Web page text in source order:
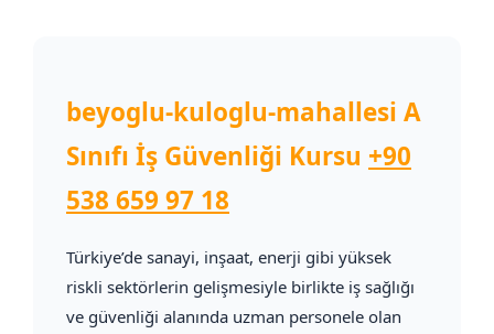
beyoglu-kuloglu-mahallesi A
Sınıfı İş Güvenliği Kursu +90
538 659 97 18
Türkiye’de sanayi, inşaat, enerji gibi yüksek
riskli sektörlerin gelişmesiyle birlikte iş sağlığı
ve güvenliği alanında uzman personele olan